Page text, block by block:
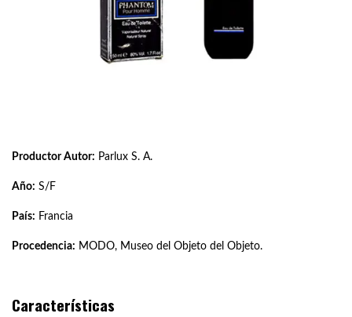
Productor Autor: Parlux S. A.
Año: S/F
País: Francia
Procedencia: MODO, Museo del Objeto del Objeto.
Características